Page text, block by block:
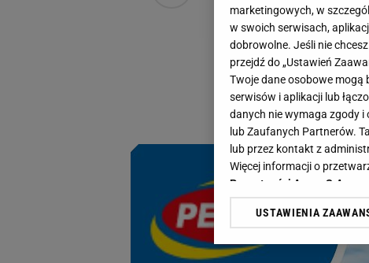
Natalia Latawiec
30 maja 2023, 16:20
Jeśli kochasz ciepłe
dla ciebie! Odtwórz
przestrzeni pomogą
marketingowych, w
w swoich serwisach,
dobrowolne. Jeśli nie
przejdź do „Ustawień
Twoje dane osobowe
serwisów i aplikacji lub
danych nie wymaga zgody i
lub Zaufanych Partnerów.
lub przez kontakt z
Więcej informacji o
Prywatności Agora S.A.
Klikając „Akceptuję”
dotyczące plików cookie,
USTAWIENIA